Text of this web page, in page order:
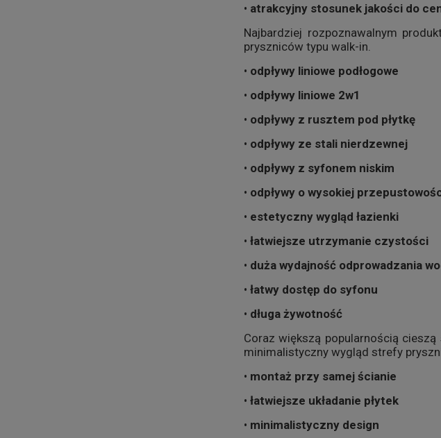
• atrakcyjny stosunek jakości do
Najbardziej rozpoznawalnym
pryszniców typu walk-in.
• odpływy liniowe podłogowe
• odpływy liniowe 2w1
• odpływy z rusztem pod płytkę
• odpływy ze stali nierdzewnej
• odpływy z syfonem niskim
• odpływy o wysokiej
• estetyczny wygląd łazienki
• łatwiejsze utrzymanie czystości
• duża wydajność odprowadzania
• łatwy dostęp do syfonu
• długa żywotność
Coraz większą popularnością cieszą
minimalistyczny wygląd strefy
• montaż przy samej ścianie
• łatwiejsze układanie płytek
• minimalistyczny design